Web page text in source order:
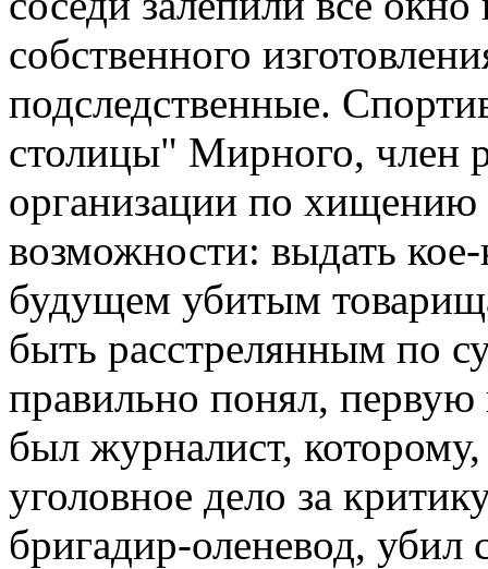
собственного
подследственные.
столицы" Мирного, член
организации по хищению
возможности: выдать
будущем убитым
быть расстрелянным по
правильно понял,
был журналист,
уголовное дело за
бригадир-оленевод, убил